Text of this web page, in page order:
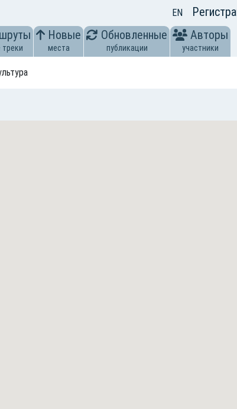
EN
треки
Новые
места
Обновленные
публикации
Авторы
участники